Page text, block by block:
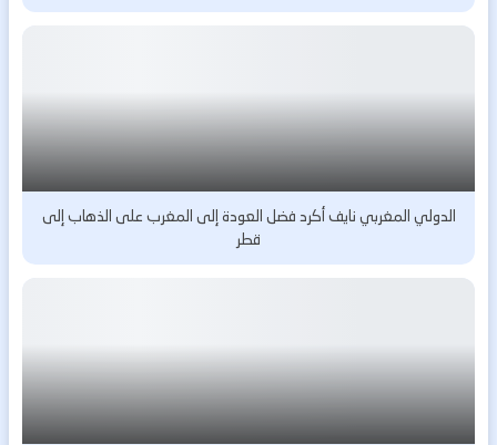
الدولي المغربي نايف أكرد فضل العودة إلى المغرب على الذهاب إلى
قطر